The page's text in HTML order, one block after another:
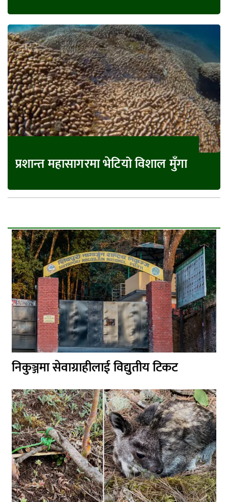
प्रशान्त महासागरमा भेटियो विशाल मुँगा
निकुञ्जमा सेवाग्राहीलाई विद्युतीय टिकट